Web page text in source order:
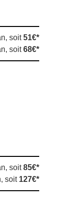
soit51€*
soit68€*
soit85€*
soit 127€*